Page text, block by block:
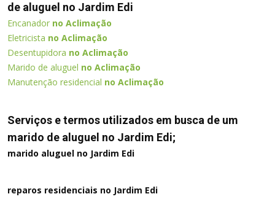
de aluguel no Jardim Edi
Encanador no Aclimação
Eletricista no Aclimação
Desentupidora no Aclimação
Marido de aluguel no Aclimação
Manutenção residencial no Aclimação
Serviços e termos utilizados em busca de um
marido de aluguel no Jardim Edi;
marido aluguel no Jardim Edi
reparos residenciais no Jardim Edi